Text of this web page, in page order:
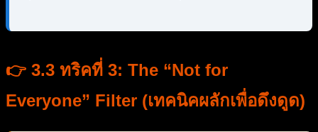
👉 3.3 ทริคที่ 3: The “Not for
Everyone” Filter (เทคนิคผลักเพื่อดึงดูด)